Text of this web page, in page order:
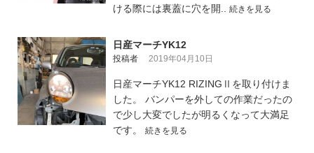
ける際には裏蓋に穴を開.. 続きを見る
日産マーチYK12
投稿者 2019年04月10日
日産マーチYK12 RIZINGⅡを取り付けま
した。 バンパーを外しての作業だったの
で少し大変でしたが明るくなって大満足
です。 続きを見る